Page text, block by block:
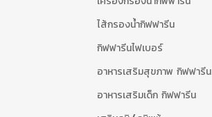
ไส้กรองน้ำกิฟฟารีน
กิฟฟารีนไฟเบอร์
อาหารเสริมสุขภาพ กิฟฟารีน
อาหารเสริมเด็ก กิฟฟารีน